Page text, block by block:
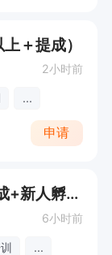
＋提成）
2小时前
...
申请
电商主播(3000-4000底薪+提成+新人孵化机制)
6小时前
...